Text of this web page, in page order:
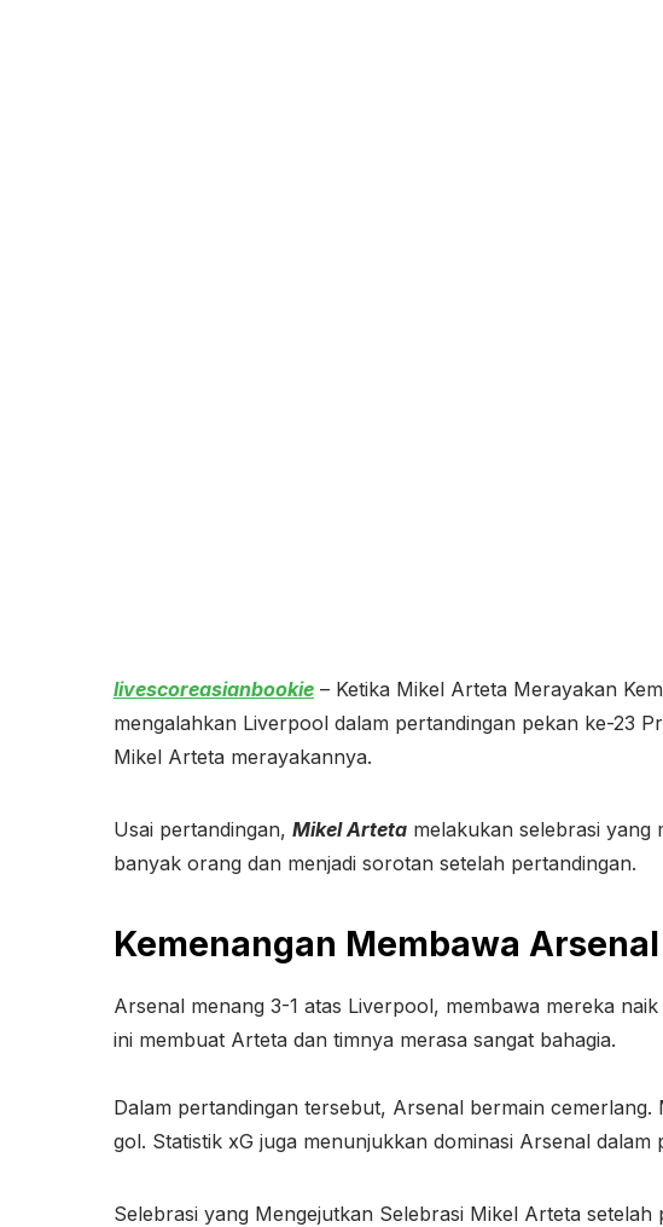
livescoreasianbookie – Ketika Mikel Arteta Merayakan
mengalahkan Liverpool dalam pertandingan pekan ke-23
Mikel Arteta merayakannya.
Usai pertandingan, Mikel Arteta melakukan selebrasi
banyak orang dan menjadi sorotan setelah pertandingan.
Kemenangan Membawa
Arsenal menang 3-1 atas Liverpool, membawa mereka
ini membuat Arteta dan timnya merasa sangat bahagia.
Dalam pertandingan tersebut, Arsenal bermain
gol. Statistik xG juga menunjukkan dominasi Arsenal dalam
Selebrasi yang Mengejutkan Selebrasi Mikel Arteta